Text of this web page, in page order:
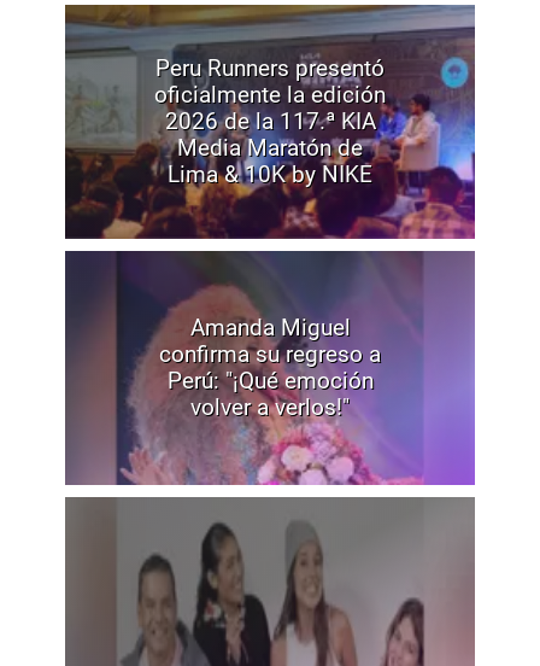
Peru Runners presentó
oficialmente la edición
2026 de la 117.ª KIA
Media Maratón de
Lima & 10K by NIKE
Amanda Miguel
confirma su regreso a
Perú: "¡Qué emoción
volver a verlos!"